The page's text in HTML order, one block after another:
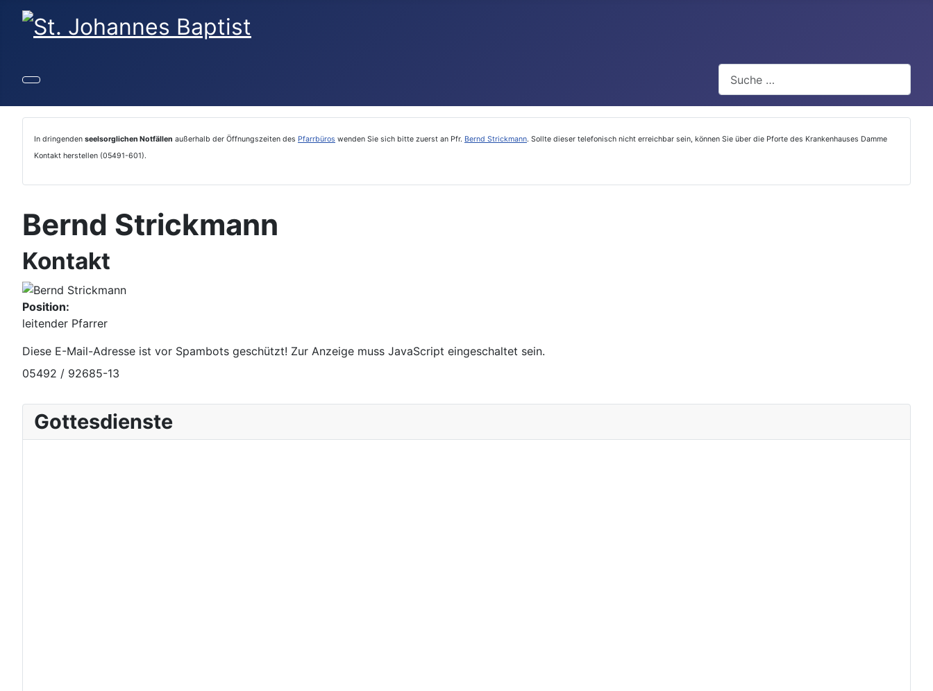
In dringenden seelsorglichen Notfällen außerhalb der Öffnungszeiten des Pfarrbüros wenden Sie sich bitte zuerst an Pfr. Bernd Strickmann. Sollte dieser telefonisch nicht erreichbar sein, können Sie über die Pforte des Krankenhauses Damme
Kontakt herstellen (05491-601).
Bernd Strickmann
Kontakt
Position:
leitender Pfarrer
E-Mail
Diese E-Mail-Adresse ist vor Spambots geschützt! Zur Anzeige muss JavaScript eingeschaltet sein.
Telefon
05492 / 92685-13
Gottesdienste